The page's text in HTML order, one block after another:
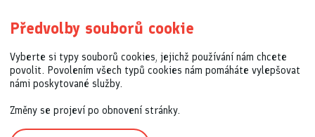
Předvolby souborů cookie
Vyberte si typy souborů cookies, jejichž používání nám chcete
povolit. Povolením všech typů cookies nám pomáháte vylepšovat
námi poskytované služby.
Změny se projeví po obnovení stránky.